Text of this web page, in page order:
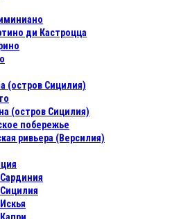
ди Кастроцца
(остров Сицилия)
(остров Сицилия)
побережье
ривьера (Версилия)